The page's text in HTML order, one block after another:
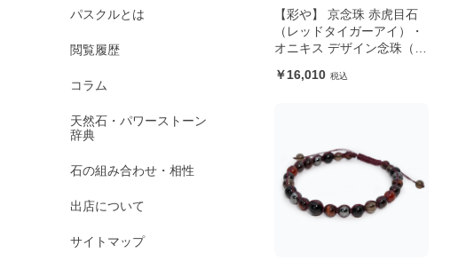
パスクルとは
閲覧履歴
コラム
天然石・パワーストーン
辞典
石の組み合わせ・相性
出店について
サイトマップ
【彩や】 京念珠 赤虎目石
（レッドタイガーアイ）・
オニキス デザイン念珠（子
16,010